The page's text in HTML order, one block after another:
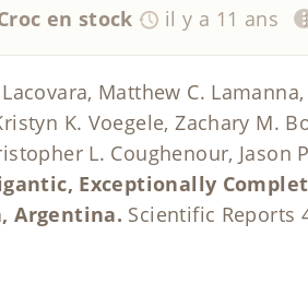
en stock il y a 11 ans
Matthew C.
K. Voegele, Zachary M.
L. Coughenour, Jason
Exceptionally
Argentina. Scientific Reports